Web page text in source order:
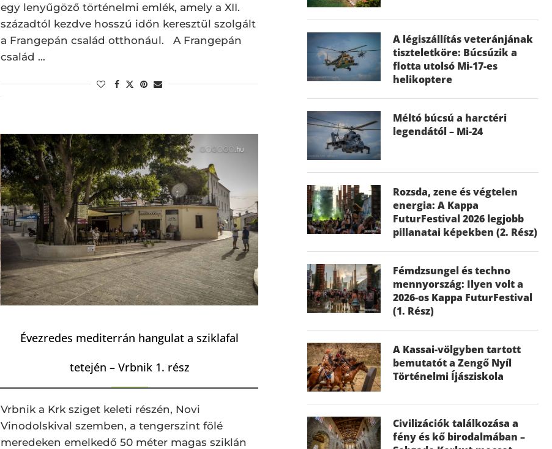
egy lenyűgöző történelmi emlék, amely a XII.
századtól kezdve hosszú időn keresztül szolgált
a Frangepán család otthonául. A Frangepán
család …
Évezredes mediterrán hangulat a sziklafal
tetején – Vrbnik 1. rész
Vrbnik a Krk sziget keleti részén, Novi
Vinodolskival szemben, a tengerszint fölé
meredeken emelkedő 50 méter magas sziklán
A légiszállítás veteránjának
tiszteletköre: Búcsúzik a
flotta utolsó Mi-17-es
helikoptere
Méltó búcsú a harctéri
legendától – Mi-24
Rozsda, zene és végtelen
energia: A Kappa
FuturFestival 2026 legjobb
pillanatai képekben (2. Rész)
Fémdzsungel és techno
mennyország: Ilyen volt a
2026-os Kappa FuturFestival
(1. Rész)
A Kassai-völgyben tartott
bemutatót a Zengő Nyíl
Történelmi Íjásziskola
Civilizációk találkozása a
fény és kő birodalmában –